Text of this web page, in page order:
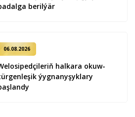
berilýär
06.08.2026
halkara okuw-
ýygnanyşyklary